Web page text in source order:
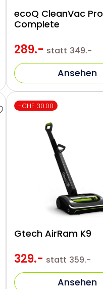
289.- statt 349.-
ecoQ CleanVac Pro
Complete
Ansehen
-CHF 30.00
329.- statt 359.-
Gtech AirRam K9
Ansehen